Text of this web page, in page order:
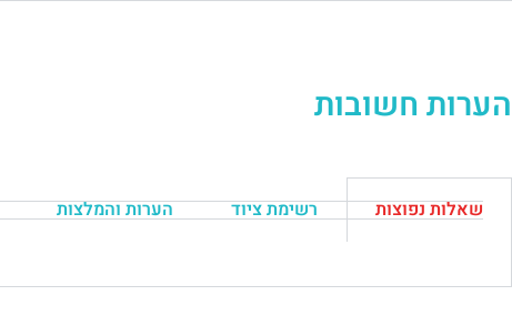
הערות חשובות
שאלות נפוצות רשימת ציוד הערות והמלצות